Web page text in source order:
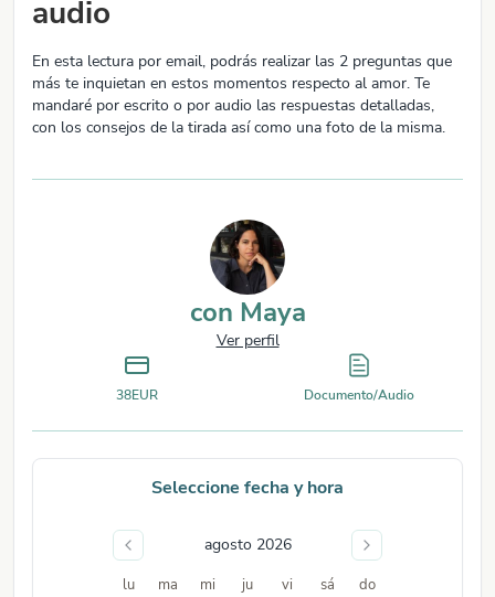
audio
En esta lectura por email, podrás realizar las 2 preguntas que
más te inquietan en estos momentos respecto al amor. Te
mandaré por escrito o por audio las respuestas detalladas,
con los consejos de la tirada así como una foto de la misma.
con Maya
Ver perfil
38EUR Documento/Audio
Seleccione fecha y hora
agosto 2026
lu ma mi ju vi sá do